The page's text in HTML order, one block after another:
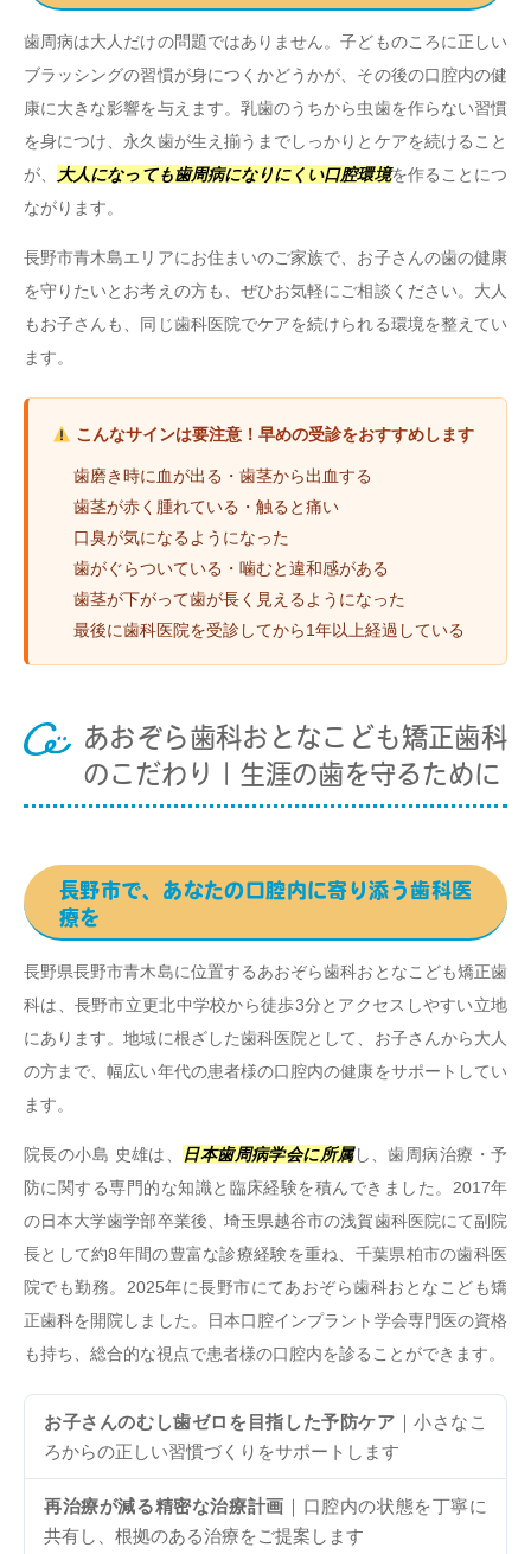
歯周病は大人だけの問題ではありません。子どものころに正しい
ブラッシングの習慣が身につくかどうかが、その後の口腔内の健
康に大きな影響を与えます。乳歯のうちから虫歯を作らない習慣
を身につけ、永久歯が生え揃うまでしっかりとケアを続けること
が、 大人になっても歯周病になりにくい口腔環境を作ることにつ
ながります。
長野市青木島エリアにお住まいのご家族で、お子さんの歯の健康
を守りたいとお考えの方も、ぜひお気軽にご相談ください。大人
もお子さんも、同じ歯科医院でケアを続けられる環境を整えてい
ます。
こんなサインは要注意！早めの受診をおすすめします
歯磨き時に血が出る・歯茎から出血する
歯茎が赤く腫れている・触ると痛い
口臭が気になるようになった
歯がぐらついている・噛むと違和感がある
歯茎が下がって歯が長く見えるようになった
最後に歯科医院を受診してから1年以上経過している
あおぞら歯科おとなこども矯正歯科
のこだわり｜生涯の歯を守るために
長野市で、あなたの口腔内に寄り添う歯科医
療を
長野県長野市青木島に位置するあおぞら歯科おとなこども矯正歯
科は、長野市立更北中学校から徒歩3分とアクセスしやすい立地
にあります。地域に根ざした歯科医院として、お子さんから大人
の方まで、幅広い年代の患者様の口腔内の健康をサポートしてい
ます。
院長の小島 史雄は、 日本歯周病学会に所属し、歯周病治療・予
防に関する専門的な知識と臨床経験を積んできました。2017年
の日本大学歯学部卒業後、埼玉県越谷市の浅賀歯科医院にて副院
長として約8年間の豊富な診療経験を重ね、千葉県柏市の歯科医
院でも勤務。2025年に長野市にてあおぞら歯科おとなこども矯
正歯科を開院しました。日本口腔インプラント学会専門医の資格
も持ち、総合的な視点で患者様の口腔内を診ることができます。
お子さんのむし歯ゼロを目指した予防ケア ｜小さなこ
ろからの正しい習慣づくりをサポートします
再治療が減る精密な治療計画 ｜口腔内の状態を丁寧に
共有し、根拠のある治療をご提案します